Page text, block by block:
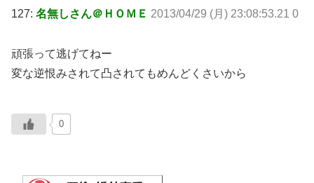
127: 名無しさん＠ＨＯＭＥ 2013/04/29 (月) 23:08:53.21 0
頑張って逃げてねー
変な逆恨みされて凸されてもめんどくさいから
0